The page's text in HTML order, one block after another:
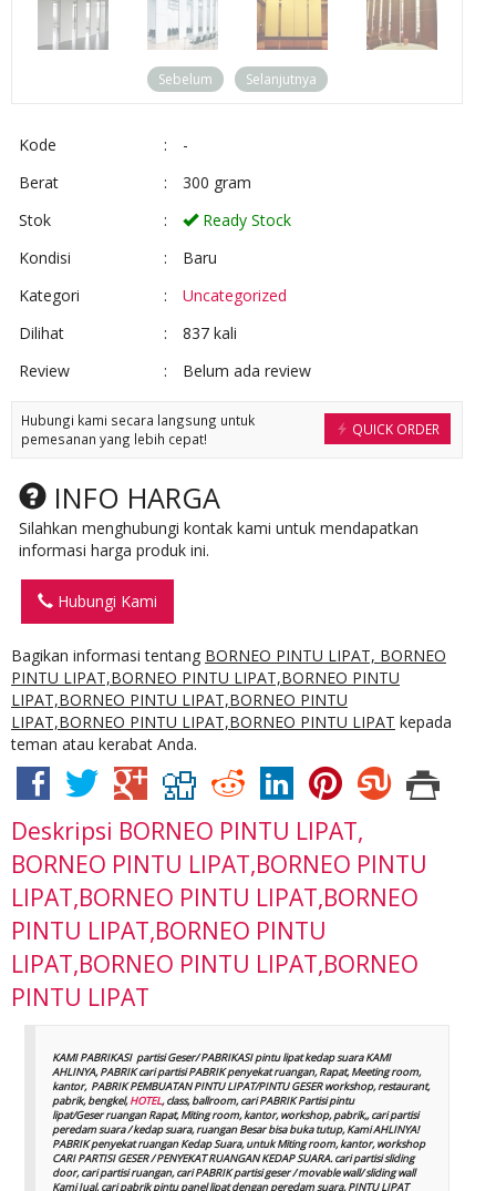
Sebelum Selanjutnya
Kode :
-
Berat
:
300 gram
Stok
:
Ready Stock
Kondisi
:
Baru
Kategori
:
Uncategorized
Dilihat
:
837 kali
Review
: Belum ada review
QUICK ORDER
Hubungi kami secara langsung untuk
pemesanan yang lebih cepat!
INFO HARGA
Silahkan menghubungi kontak kami untuk mendapatkan
informasi harga produk ini.
Hubungi Kami
Bagikan informasi tentang BORNEO PINTU LIPAT, BORNEO
PINTU LIPAT,BORNEO PINTU LIPAT,BORNEO PINTU
LIPAT,BORNEO PINTU LIPAT,BORNEO PINTU
LIPAT,BORNEO PINTU LIPAT,BORNEO PINTU LIPAT kepada
teman atau kerabat Anda.
Deskripsi BORNEO PINTU LIPAT,
BORNEO PINTU LIPAT,BORNEO PINTU
LIPAT,BORNEO PINTU LIPAT,BORNEO
PINTU LIPAT,BORNEO PINTU
LIPAT,BORNEO PINTU LIPAT,BORNEO
PINTU LIPAT
KAMI PABRIKASI partisi Geser/ PABRIKASI pintu lipat kedap suara KAMI
AHLINYA, PABRIK cari partisi PABRIK penyekat ruangan, Rapat, Meeting room,
kantor, PABRIK PEMBUATAN PINTU LIPAT/PINTU GESER workshop, restaurant,
pabrik, bengkel,HOTEL, class, ballroom, cari PABRIK Partisi pintu
lipat/Geser ruangan Rapat, Miting room, kantor, workshop, pabrik,, cari partisi
peredam suara / kedap suara, ruangan Besar bisa buka tutup, Kami AHLINYA!
PABRIK penyekat ruangan Kedap Suara, untuk Miting room, kantor, workshop
CARI PARTISI GESER / PENYEKAT RUANGAN KEDAP SUARA. cari partisi sliding
door, cari partisi ruangan, cari PABRIK partisi geser / movable wall/ sliding wall
Kami Jual, cari pabrik pintu panel lipat dengan peredam suara, PINTU LIPAT